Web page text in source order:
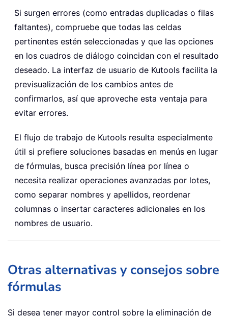
Si surgen errores (como entradas duplicadas o filas
faltantes), compruebe que todas las celdas
pertinentes estén seleccionadas y que las opciones
en los cuadros de diálogo coincidan con el resultado
deseado. La interfaz de usuario de Kutools facilita la
previsualización de los cambios antes de
confirmarlos, así que aproveche esta ventaja para
evitar errores.
El flujo de trabajo de Kutools resulta especialmente
útil si prefiere soluciones basadas en menús en lugar
de fórmulas, busca precisión línea por línea o
necesita realizar operaciones avanzadas por lotes,
como separar nombres y apellidos, reordenar
columnas o insertar caracteres adicionales en los
nombres de usuario.
Otras alternativas y consejos sobre
fórmulas
Si desea tener mayor control sobre la eliminación de